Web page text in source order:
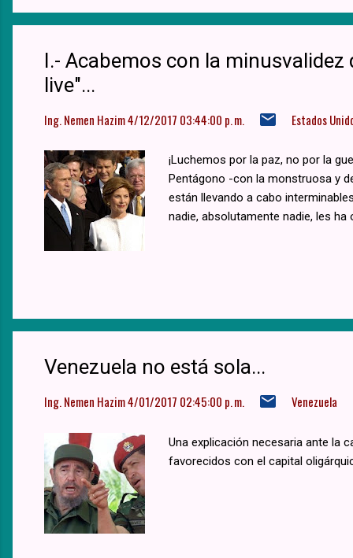
I.- Acabemos con la
live"...
Ing. Nemen Hazim4/12/2017 03:44:00 p. m. Estados
¡Luchemos por la paz, no por la
Pentágono -con la monstruosa y
están llevando a cabo
nadie, absolutamente nadie, les ha
Venezuela no está sola...
Ing. Nemen Hazim4/01/2017 02:45:00 p. m. Venezuela
Una explicación necesaria ante la
favorecidos con el capital